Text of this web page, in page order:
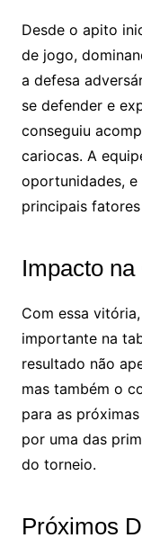
Desde o apito
de jogo,
a defesa
se defender e
conseguiu
cariocas. A
oportunidades,
principais
Impacto
Com essa
importante na
resultado não
mas também o
para as
por uma das
do torneio.
Próximos